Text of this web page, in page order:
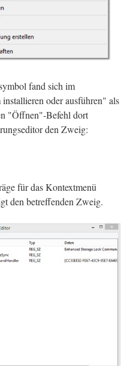
fand sich im
oder ausführen" als
"Öffnen"-Befehl dort
den Zweig:
für das Kontextmenü
den betreffenden Zweig.